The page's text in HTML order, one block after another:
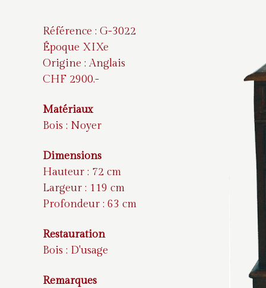
Référence : G-3022
Époque XIXe
Origine : Anglais
CHF 2900.-
Matériaux
Bois : Noyer
Dimensions
Hauteur : 72 cm
Largeur : 119 cm
Profondeur : 63 cm
Restauration
Bois : D'usage
Remarques